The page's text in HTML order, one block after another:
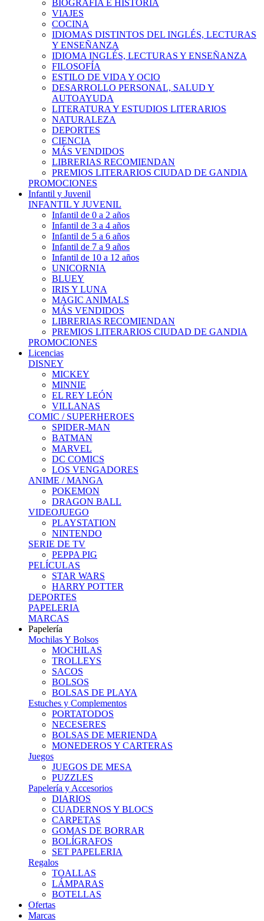
BIOGRAFÍA E HISTÓRIA
VIAJES
COCINA
IDIOMAS DISTINTOS DEL INGLÉS, LECTURAS
Y ENSEÑANZA
IDIOMA INGLÉS, LECTURAS Y ENSEÑANZA
FILOSOFÍA
ESTILO DE VIDA Y OCIO
DESARROLLO PERSONAL, SALUD Y
AUTOAYUDA
LITERATURA Y ESTUDIOS LITERARIOS
NATURALEZA
DEPORTES
CIENCIA
MÁS VENDIDOS
LIBRERIAS RECOMIENDAN
PREMIOS LITERARIOS CIUDAD DE GANDIA
PROMOCIONES
Infantil y Juvenil
INFANTIL Y JUVENIL
Infantil de 0 a 2 años
Infantil de 3 a 4 años
Infantil de 5 a 6 años
Infantil de 7 a 9 años
Infantil de 10 a 12 años
UNICORNIA
BLUEY
IRIS Y LUNA
MAGIC ANIMALS
MÁS VENDIDOS
LIBRERIAS RECOMIENDAN
PREMIOS LITERARIOS CIUDAD DE GANDIA
PROMOCIONES
Licencias
DISNEY
MICKEY
MINNIE
EL REY LEÓN
VILLANAS
COMIC / SUPERHEROES
SPIDER-MAN
BATMAN
MARVEL
DC COMICS
LOS VENGADORES
ANIME / MANGA
POKEMON
DRAGON BALL
VIDEOJUEGO
PLAYSTATION
NINTENDO
SERIE DE TV
PEPPA PIG
PELÍCULAS
STAR WARS
HARRY POTTER
DEPORTES
PAPELERIA
MARCAS
Papelería
Mochilas Y Bolsos
MOCHILAS
TROLLEYS
SACOS
BOLSOS
BOLSAS DE PLAYA
Estuches y Complementos
PORTATODOS
NECESERES
BOLSAS DE MERIENDA
MONEDEROS Y CARTERAS
Juegos
JUEGOS DE MESA
PUZZLES
Papelería y Accesorios
DIARIOS
CUADERNOS Y BLOCS
CARPETAS
GOMAS DE BORRAR
BOLÍGRAFOS
SET PAPELERIA
Regalos
TOALLAS
LÁMPARAS
BOTELLAS
Ofertas
Marcas